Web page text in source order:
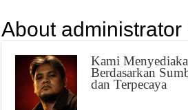
About administrator
Kami
Berdasarkan
dan Terpecaya